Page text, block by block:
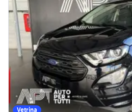
Vetrina